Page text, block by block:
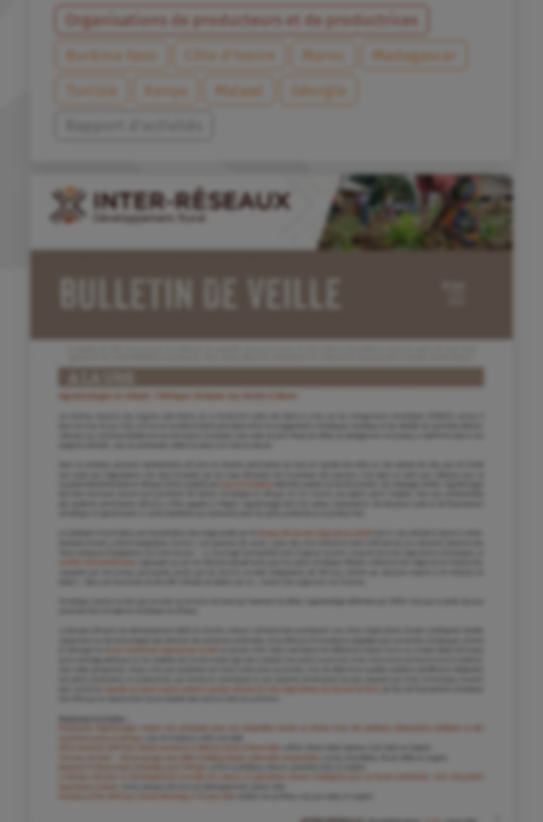
Organisations de producteurs et de productrices
Burkina Faso
Côte d’Ivoire Maroc
Madagascar
Tunisie
Kenya Malawi
Géorgie